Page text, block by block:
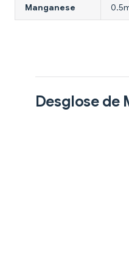
Manganese
Desglose de